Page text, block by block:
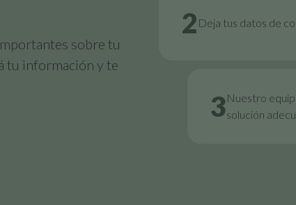
sobre tu
tu información y te
2 Deja tus datos de
3 Nuestro
solución